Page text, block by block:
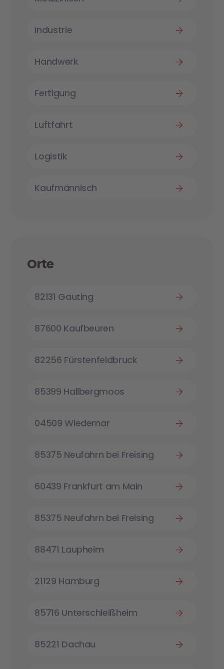
Industrie
Handwerk
Fertigung
Luftfahrt
Logistik
Kaufmännisch
Orte
82131 Gauting
87600 Kaufbeuren
82256 Fürstenfeldbruck
85399 Hallbergmoos
04509 Wiedemar
85375 Neufahrn bei Freising
60439 Frankfurt am Main
85375 Neufahrn bei Freising
88471 Laupheim
21129 Hamburg
85716 Unterschleißheim
85221 Dachau